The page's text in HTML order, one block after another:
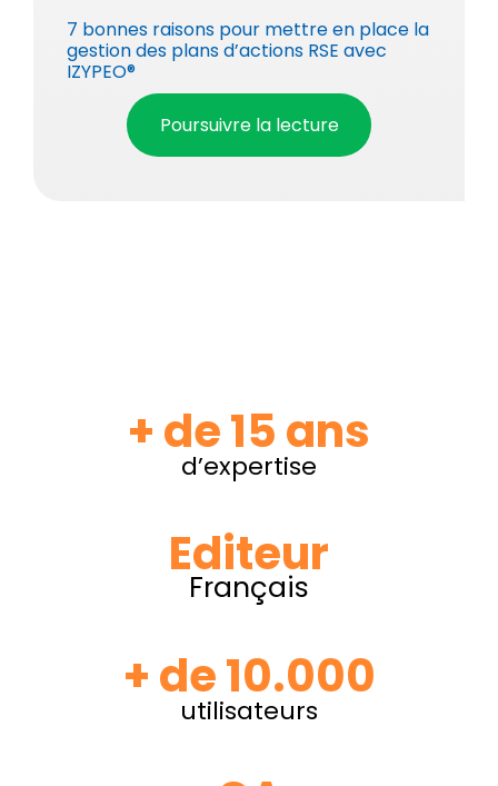
7 bonnes raisons pour mettre en place la
gestion des plans d’actions RSE avec
IZYPEO®
Poursuivre la lecture
+ de 15 ans
d’expertise
Editeur
Français
+ de 10.000
utilisateurs